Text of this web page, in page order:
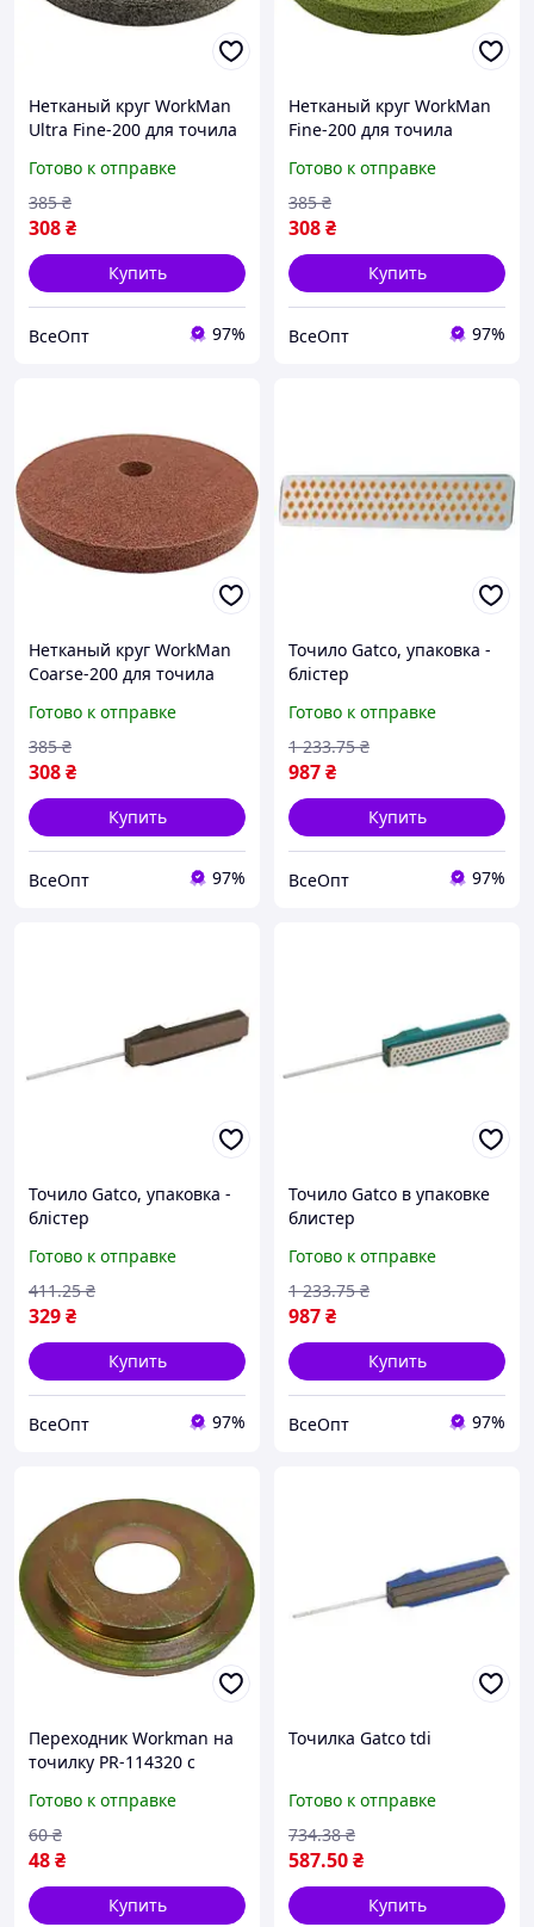
Нетканый круг WorkMan
Ultra Fine-200 для точила
Металл, круги
шлифовальные
Готово к отправке
308₴
385 ₴
Купить
ВсеОпт 97%
Нетканый круг WorkMan
Fine-200 для точила
диаметр 200 мм, толщина
20 мм
Готово к отправке
308₴
385 ₴
Купить
ВсеОпт 97%
Нетканый круг WorkMan
Coarse-200 для точила
200 мм, для точильного
станка
Готово к отправке
308₴
385 ₴
Купить
ВсеОпт 97%
Точило Gatco, упаковка -
блістер
Готово к отправке
987₴
1 233.75 ₴
Купить
ВсеОпт 97%
Точило Gatco, упаковка -
блістер
Готово к отправке
329₴
411.25 ₴
Купить
ВсеОпт 97%
Точило Gatco в упаковке
блистер
Готово к отправке
987₴
1 233.75 ₴
Купить
ВсеОпт 97%
Переходник Workman на
точилку PR-114320 с
для точильного станка,
втулка для установки
точильного круга
Готово к отправке
48₴
60 ₴
Купить
Точилка Gatco tdi
Готово к отправке
587.50₴
734.38 ₴
Купить